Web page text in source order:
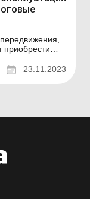
приобрести
в
льготы. Кроме
23.11.2023